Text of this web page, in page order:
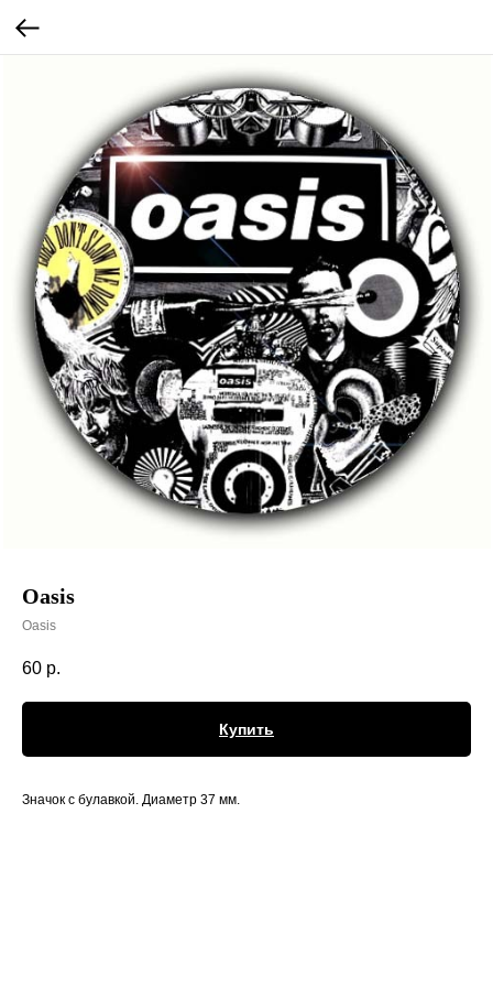
Oasis
Oasis
60 р.
Купить
Значок с булавкой. Диаметр 37 мм.